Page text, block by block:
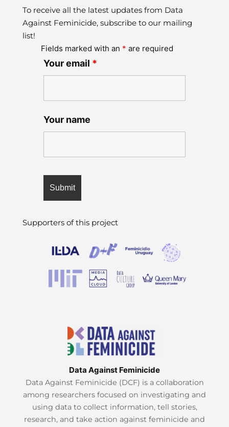
To receive all the latest updates from Data
Against Feminicide, subscribe to our mailing
list!
Fields marked with an * are required
Your email *
Your name
Supporters of this project
Data Against Feminicide
Data Against Feminicide (DCF) is a collaboration
among researchers focused on investigating and
using data to collect information, tell stories,
research, and take action against feminicide and